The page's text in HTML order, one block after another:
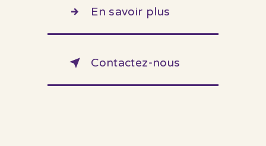
En savoir plus
Contactez-nous